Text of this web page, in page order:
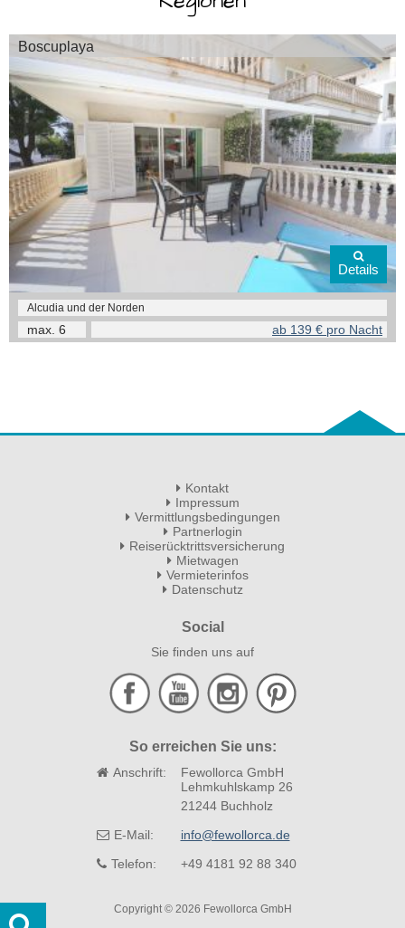
Boscuplaya
Alcudia und der Norden
max. 6 ab 139 € pro Nacht
Details
Kontakt
Impressum
Vermittlungsbedingungen
Partnerlogin
Reiserücktrittsversicherung
Mietwagen
Vermieterinfos
Datenschutz
Social
Sie finden uns auf
So erreichen Sie uns:
Anschrift:
Fewollorca GmbH
Lehmkuhlskamp 26
21244 Buchholz
E-Mail:
info@fewollorca.de
Telefon:
+49 4181 92 88 340
Copyright © 2026 Fewollorca GmbH